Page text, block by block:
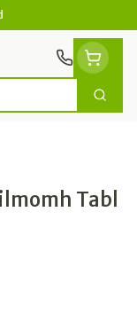
Zoek
Tabl